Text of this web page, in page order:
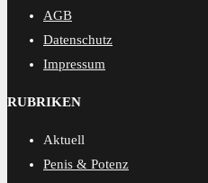
AGB
Datenschutz
Impressum
RUBRIKEN
Aktuell
Penis & Potenz